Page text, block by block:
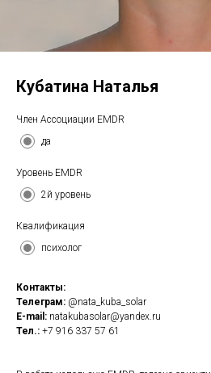
Кубатина Наталья
Член Ассоциации EMDR
да
Уровень EMDR
2й уровень
Квалификация
психолог
Контакты:
Телеграм: @nata_kuba_solar
E-mail: natakubasolar@yandex.ru
Тел.: +7 916 337 57 61